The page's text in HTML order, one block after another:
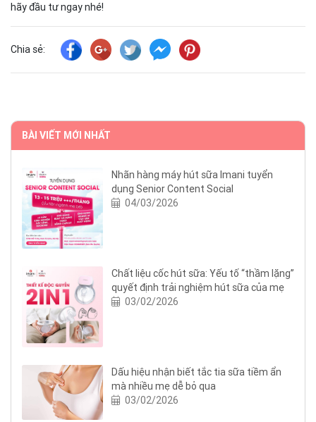
hãy đầu tư ngay nhé!
Chia sẻ:
BÀI VIẾT MỚI NHẤT
Nhãn hàng máy hút sữa Imani tuyển
dụng Senior Content Social
04/03/2026
Chất liệu cốc hút sữa: Yếu tố “thầm lặng”
quyết định trải nghiệm hút sữa của mẹ
03/02/2026
Dấu hiệu nhận biết tắc tia sữa tiềm ẩn
mà nhiều mẹ dễ bỏ qua
03/02/2026